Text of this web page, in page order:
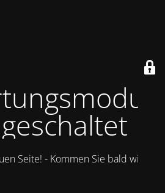
Seite! - Kommen Sie bald wieder.